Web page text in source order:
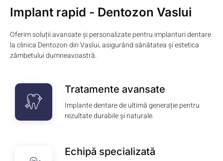
Implant rapid - Dentozon Vaslui
Oferim soluții avansate și personalizate pentru implanturi dentare
la clinica Dentozon din Vaslui, asigurând sănătatea și estetica
zâmbetului dumneavoastră.
Tratamente avansate
Implante dentare de ultimă generație pentru
rezultate durabile și naturale.
Echipă specializată